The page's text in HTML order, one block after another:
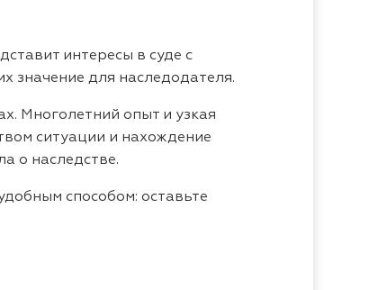
интересы в суде с
значение для наследодателя.
Многолетний опыт и узкая
ситуации и нахождение
о наследстве.
способом: оставьте